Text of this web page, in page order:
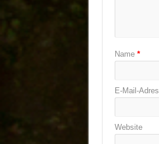
Name *
E-Mail-
Website